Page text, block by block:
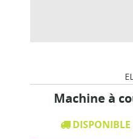
Machine à
DISPONIBLE